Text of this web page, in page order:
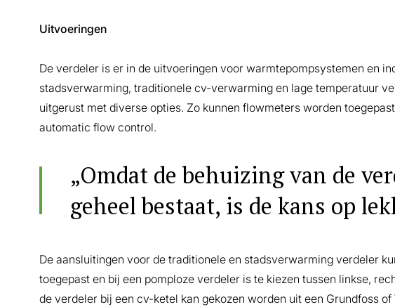
Uitvoeringen
De verdeler is er in de uitvoeringen voor warmtepompsystemen en
stadsverwarming, traditionele cv-verwarming en lage temperatuur
uitgerust met diverse opties. Zo kunnen flowmeters worden
automatic flow control.
„Omdat de behuizing van de
geheel bestaat, is de kans op
De aansluitingen voor de traditionele en stadsverwarming verdeler
toegepast en bij een pomploze verdeler is te kiezen tussen linkse,
de verdeler bij een cv-ketel kan gekozen worden uit een Grundfoss